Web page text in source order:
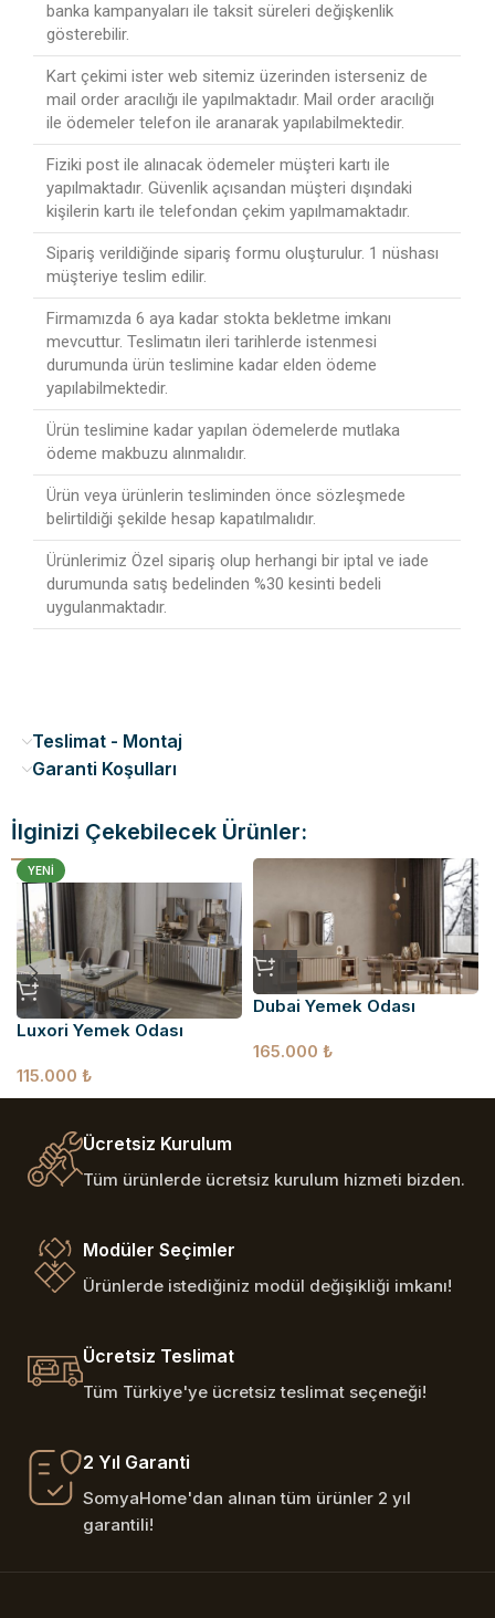
banka kampanyaları ile taksit süreleri değişkenlik
gösterebilir.
Kart çekimi ister web sitemiz üzerinden isterseniz de
mail order aracılığı ile yapılmaktadır. Mail order aracılığı
ile ödemeler telefon ile aranarak yapılabilmektedir.
Fiziki post ile alınacak ödemeler müşteri kartı ile
yapılmaktadır. Güvenlik açısandan müşteri dışındaki
kişilerin kartı ile telefondan çekim yapılmamaktadır.
Sipariş verildiğinde sipariş formu oluşturulur. 1 nüshası
müşteriye teslim edilir.
Firmamızda 6 aya kadar stokta bekletme imkanı
mevcuttur. Teslimatın ileri tarihlerde istenmesi
durumunda ürün teslimine kadar elden ödeme
yapılabilmektedir.
Ürün teslimine kadar yapılan ödemelerde mutlaka
ödeme makbuzu alınmalıdır.
Ürün veya ürünlerin tesliminden önce sözleşmede
belirtildiği şekilde hesap kapatılmalıdır.
Ürünlerimiz Özel sipariş olup herhangi bir iptal ve iade
durumunda satış bedelinden %30 kesinti bedeli
uygulanmaktadır.
Teslimat - Montaj
Garanti Koşulları
İlginizi Çekebilecek Ürünler:
YENI
Luxori Yemek Odası
115.000 ₺
Dubai Yemek Odası
165.000 ₺
Ücretsiz Kurulum
Tüm ürünlerde ücretsiz kurulum hizmeti bizden.
Modüler Seçimler
Ürünlerde istediğiniz modül değişikliği imkanı!
Ücretsiz Teslimat
Tüm Türkiye'ye ücretsiz teslimat seçeneği!
2 Yıl Garanti
SomyaHome'dan alınan tüm ürünler 2 yıl
garantili!